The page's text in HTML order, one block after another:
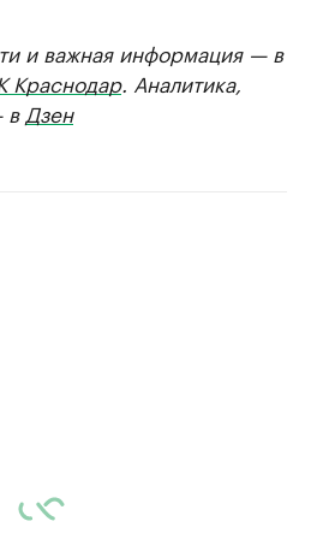
и важная информация — в
Краснодар. Аналитика,
в Дзен